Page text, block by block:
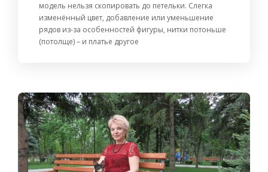
модель нельзя скопировать до петельки. Слегка
изменённый цвет, добавление или уменьшение
рядов из-за особенностей фигуры, нитки потоньше
(потолще) – и платье другое